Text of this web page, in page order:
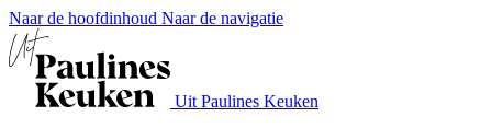
Naar de hoofdinhoud Naar de navigatie
Uit Paulines Keuken